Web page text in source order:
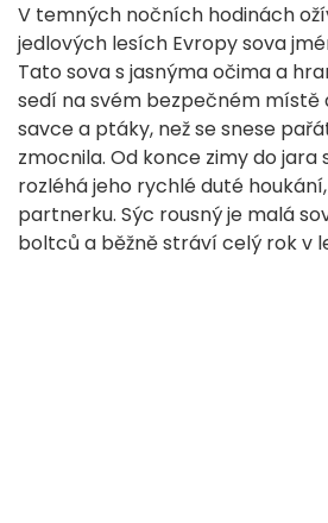
V temných nočních hodinách
jedlových lesích Evropy sova
Tato sova s jasnýma očima a
sedí na svém bezpečném místě
savce a ptáky, než se snese
zmocnila. Od konce zimy do
rozléhá jeho rychlé duté
partnerku. Sýc rousný je malá
boltců a běžně stráví celý rok v